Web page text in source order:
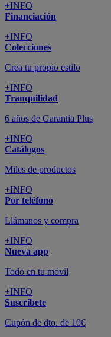
+INFO
Financiación
+INFO
Colecciones
Crea tu propio estilo
+INFO
Tranquilidad
6 años de Garantía Plus
+INFO
Catálogos
Miles de productos
+INFO
Por teléfono
Llámanos y compra
+INFO
Nueva app
Todo en tu móvil
+INFO
Suscríbete
Cupón de dto. de 10€